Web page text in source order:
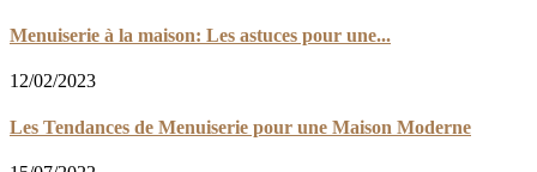
Menuiserie à la maison: Les astuces pour une...
12/02/2023
Les Tendances de Menuiserie pour une Maison Moderne